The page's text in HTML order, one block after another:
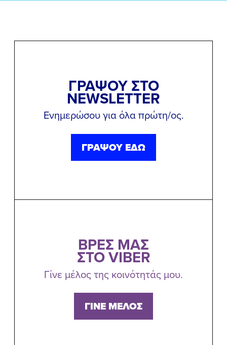
ΓΡΑΨΟΥ ΣΤΟ
NEWSLETTER
Ενημερώσου για όλα πρώτη/ος.
ΓΡΑΨΟΥ ΕΔΩ
ΒΡΕΣ ΜΑΣ
ΣΤΟ VIBER
Γίνε μέλος της κοινότητάς μου.
ΓΙΝΕ ΜΕΛΟΣ